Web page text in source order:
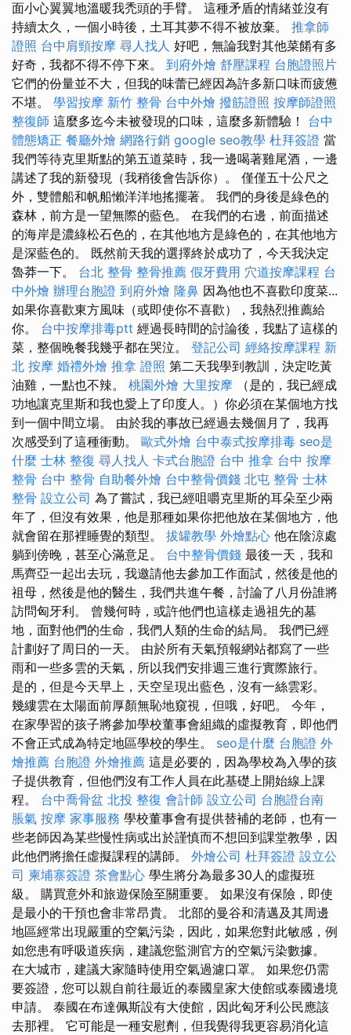
面小心翼翼地溫暖我禿頭的手臂。 這種矛盾的情緒並沒有
持續太久，一個小時後，土耳其夢不得不被放棄。 推拿師
證照 台中肩頸按摩 尋人找人 好吧，無論我對其他菜餚有多
好奇，我都不得不停下來。 到府外燴 舒壓課程 台胞證照片
它們的份量並不大，但我的味蕾已經因為許多新口味而疲憊
不堪。 學習按摩 新竹 整骨 台中外燴 撥筋證照 按摩師證照
整復師 這麼多迄今未被發現的口味，這麼多新體驗！ 台中
體態矯正 餐廳外燴 網路行銷 google seo教學 杜拜簽證 當
我們等待克里斯點的第五道菜時，我一邊喝著雞尾酒，一邊
講述了我的新發現（我稍後會告訴你）。 僅僅五十公尺之
外，雙體船和帆船懶洋洋地搖擺著。 我們的身後是綠色的
森林，前方是一望無際的藍色。 在我們的右邊，前面描述
的海岸是濃綠松石色的，在其他地方是綠色的，在其他地方
是深藍色的。 既然前天我的選擇終於成功了，今天我決定
魯莽一下。 台北 整骨 整骨推薦 假牙費用 穴道按摩課程 台
中外燴 辦理台胞證 到府外燴 隆鼻 因為他也不喜歡印度菜...
如果你喜歡東方風味（或即使你不喜歡），我熱烈推薦給
你。 台中按摩排毒ptt 經過長時間的討論後，我點了這樣的
菜，整個晚餐我幾乎都在哭泣。 登記公司 經絡按摩課程 新
北 按摩 婚禮外燴 推拿 證照 第二天我學到教訓，決定吃黃
油雞，一點也不辣。 桃園外燴 大里按摩 （是的，我已經成
功地讓克里斯和我也愛上了印度人。）你必須在某個地方找
到一個中間立場。 由於我的事故已經過去幾個月了，我再
次感受到了這種衝動。 歐式外燴 台中泰式按摩排毒 seo是
什麼 士林 整復 尋人找人 卡式台胞證 台中 推拿 台中 按摩
整骨 台中 整骨 自助餐外燴 台中整骨價錢 北屯 整骨 士林
整骨 設立公司 為了嘗試，我已經咀嚼克里斯的耳朵至少兩
年了，但沒有效果，他是那種如果你把他放在某個地方，他
就會留在那裡睡覺的類型。 拔罐教學 外燴點心 他在陰涼處
躺到傍晚，甚至心滿意足。 台中整骨價錢 最後一天，我和
馬齊亞一起出去玩，我邀請他去參加工作面試，然後是他的
祖母，然後是他的醫生，我們共進午餐，討論了八月份誰將
訪問匈牙利。 曾幾何時，或許他們也這樣走過祖先的墓
地，面對他們的生命，我們人類的生命的結局。 我們已經
計劃好了周日的一天。 由於所有天氣預報網站都寫了一些
雨和一些多雲的天氣，所以我們安排週三進行實際旅行。
是的，但是今天早上，天空呈現出藍色，沒有一絲雲彩。
幾縷雲在太陽面前厚顏無恥地窺視，但哦，好吧。 今年，
在家學習的孩子將參加學校董事會組織的虛擬教育，即他們
不會正式成為特定地區學校的學生。 seo是什麼 台胞證 外
燴推薦 台胞證 外燴推薦 這是必要的，因為學校為入學的孩
子提供教育，但他們沒有工作人員在此基礎上開始線上課
程。 台中喬骨盆 北投 整復 會計師 設立公司 台胞證台南
脹氣 按摩 家事服務 學校董事會有提供替補的老師，也有一
些老師因為某些慢性病或出於謹慎而不想回到課堂教學，因
此他們將擔任虛擬課程的講師。 外燴公司 杜拜簽證 設立公
司 柬埔寨簽證 茶會點心 學生將分為最多30人的虛擬班
級。 購買意外和旅遊保險至關重要。 如果沒有保險，即使
是最小的干預也會非常昂貴。 北部的曼谷和清邁及其周邊
地區經常出現嚴重的空氣污染，因此，如果您對此敏感，例
如您患有呼吸道疾病，建議您監測官方的空氣污染數據。
在大城市，建議大家隨時使用空氣過濾口罩。 如果您仍需
要簽證，您可以親自前往最近的泰國皇家大使館或泰國邊境
申請。 泰國在布達佩斯設有大使館，因此匈牙利公民應該
去那裡。 它可能是一種安慰劑，但我覺得我更容易消化這